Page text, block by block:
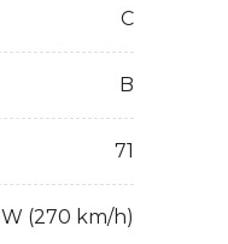
C
B
71
W (270 km/h)